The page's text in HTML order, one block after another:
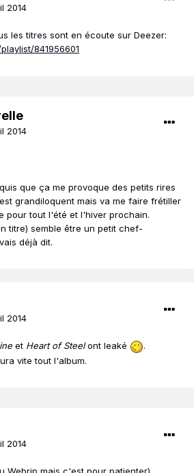
2014
les titres sont en écoute sur Deezer:
841956601
2014
que ça me provoque des petits rires
grandiloquent mais va me faire frétiller
pour tout l'été et l'hiver prochain.
titre) semble être un petit chef-
déjà dit.
2014
et Heart of Steelont leaké
.
vite tout l'album.
2014